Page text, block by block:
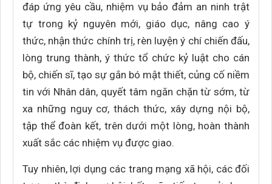
đáp ứng yêu cầu, nhiệm vụ bảo đảm an ninh trật
tự trong kỷ nguyên mới, giáo dục, nâng cao ý
thức, nhận thức chính trị, rèn luyện ý chí chiến đấu,
lòng trung thành, ý thức tổ chức kỷ luật cho cán
bộ, chiến sĩ, tạo sự gắn bó mật thiết, củng cố niềm
tin với Nhân dân, quyết tâm ngăn chặn từ sớm, từ
xa những nguy cơ, thách thức, xây dựng nội bộ,
tập thể đoàn kết, trên dưới một lòng, hoàn thành
xuất sắc các nhiệm vụ được giao.
Tuy nhiên, lợi dụng các trang mạng xã hội, các đối